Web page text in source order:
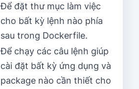
Để đặt thư mục làm việc
cho bất kỳ lệnh nào phía
sau trong Dockerfile.
Để chạy các câu lệnh giúp
cài đặt bất kỳ ứng dụng và
package nào cần thiết cho